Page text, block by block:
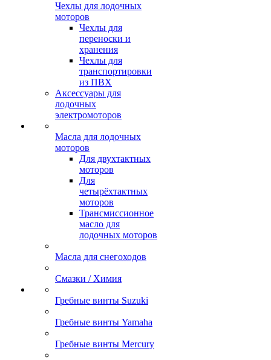
Чехлы для лодочных
моторов
Чехлы для
переноски и
хранения
Чехлы для
транспортировки
из ПВХ
Аксессуары для
лодочных
электромоторов
Масла для лодочных
моторов
Для двухтактных
моторов
Для
четырёхтактных
моторов
Трансмиссионное
масло для
лодочных моторов
Масла для снегоходов
Смазки / Химия
Гребные винты Suzuki
Гребные винты Yamaha
Гребные винты Mercury